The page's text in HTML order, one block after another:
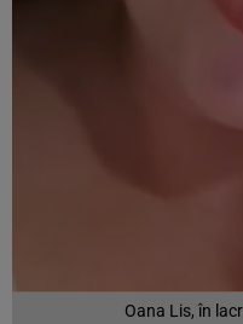
Oana Lis, în